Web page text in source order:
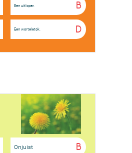
B
Een uitloper.
D
Een wortelstok.
B
Onjuist